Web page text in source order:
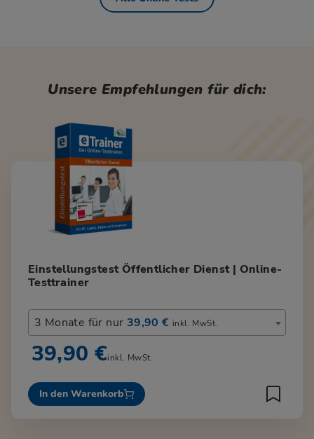
Unsere Empfehlungen für dich:
Einstellungstest Öffentlicher Dienst | Online-
Testtrainer
3 Monate für nur 39,90 € inkl. MwSt.
39,90 €inkl. MwSt.
In den Warenkorb